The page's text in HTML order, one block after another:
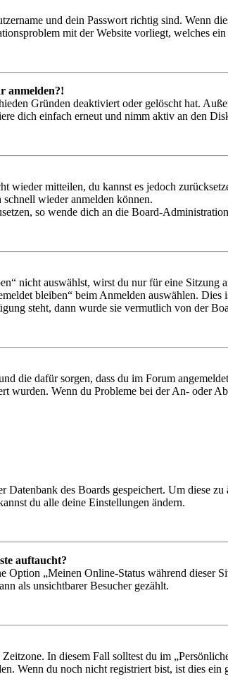
und dein Passwort richtig sind. Wenn
mit der Website vorliegt, welches
anmelden?!
Gründen deaktiviert oder gelöscht hat.
dich einfach erneut und nimm aktiv an den
mitteilen, du kannst es jedoch
wieder anmelden können.
so wende dich an die Board-
nicht auswählst, wirst du nur für eine Sitzung
bleiben“ beim Anmelden auswählen.
steht, dann wurde sie vermutlich von der
die dafür sorgen, dass du im Forum
wurden. Wenn du Probleme bei der An- oder
des Boards gespeichert. Um diese
du alle deine Einstellungen ändern.
auftaucht?
„Meinen Online-Status während dieser
als unsichtbarer Besucher gezählt.
In diesem Fall solltest du im
Wenn du noch nicht registriert bist, ist dies ein